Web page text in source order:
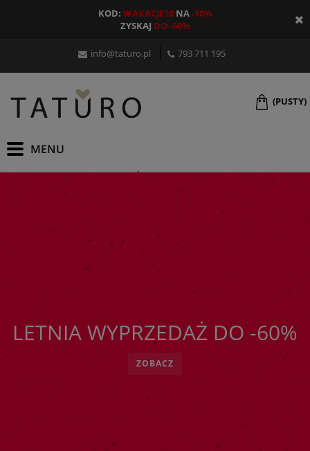
KOD: WAKACJE10 NA-10%
ZYSKAJ DO -60%
info@taturo.pl 793 711 195
(PUSTY)
LETNIA WYPRZEDAŻ DO -60%
ZOBACZ